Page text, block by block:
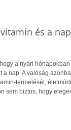
és a
a nyári
a nap. A valóság
termelését,
sem biztos, hogy